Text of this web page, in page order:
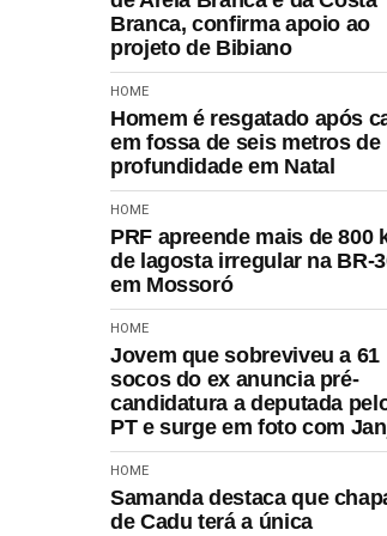
Branca, confirma apoio ao
projeto de Bibiano
HOME
Homem é resgatado após
em fossa de seis metros de
profundidade em Natal
HOME
PRF apreende mais de 800
de lagosta irregular na BR-
em Mossoró
HOME
Jovem que sobreviveu a 61
socos do ex anuncia pré-
candidatura a deputada
PT e surge em foto com
HOME
Samanda destaca que
de Cadu terá a única